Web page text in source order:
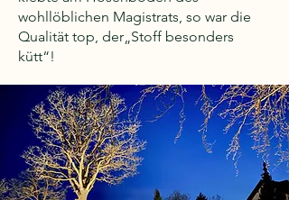
wohllöblichen Magistrats, so war die
Qualität top, der„Stoff besonders
kütt“!